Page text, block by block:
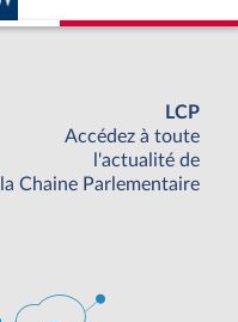
LCP
Accédez à toute
l'actualité de
la Chaine Parlementaire